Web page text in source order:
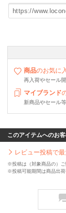
商品のお気に
再入荷やセール
マイブランド
新商品やセール
このアイテムへのお
レビュー投稿で
※投稿は（対象商品の）
※投稿可能期間は商品出